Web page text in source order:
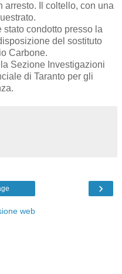
arresto. Il coltello, con una
stato condotto presso la
del sostituto
Carbone.
Sezione Investigazioni
di Taranto per gli
›
web